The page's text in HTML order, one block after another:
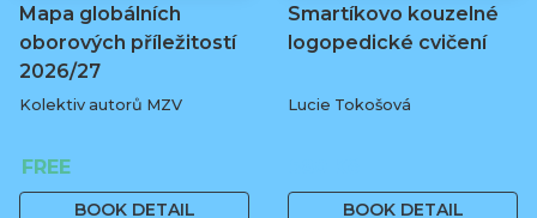
Mapa globálních
oborových příležitostí
2026/27
Kolektiv autorů MZV
FREE
BOOK DETAIL
Smartíkovo kouzelné
logopedické cvičení
Lucie Tokošová
BOOK DETAIL